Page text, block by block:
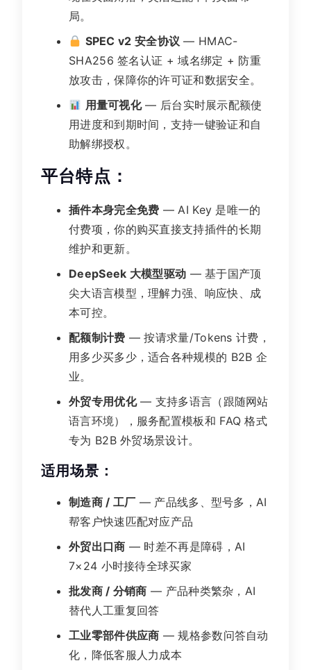
局。
SPEC v2 安全协议 — HMAC-
SHA256 签名认证 + 域名绑定 + 防重
放攻击，保障你的许可证和数据安全。
用量可视化— 后台实时展示配额使
用进度和到期时间，支持一键验证和自
助解绑授权。
平台特点：
插件本身完全免费 — AI Key 是唯一的
付费项，你的购买直接支持插件的长期
维护和更新。
DeepSeek 大模型驱动 — 基于国产顶
尖大语言模型，理解力强、响应快、成
本可控。
配额制计费 — 按请求量/Tokens 计费，
用多少买多少，适合各种规模的 B2B 企
业。
外贸专用优化— 支持多语言（跟随网站
语言环境），服务配置模板和 FAQ 格式
专为 B2B 外贸场景设计。
适用场景：
制造商 / 工厂 — 产品线多、型号多，AI
帮客户快速匹配对应产品
外贸出口商 — 时差不再是障碍，AI
7×24 小时接待全球买家
批发商 / 分销商 — 产品种类繁杂，AI
替代人工重复回答
工业零部件供应商 — 规格参数问答自动
化，降低客服人力成本